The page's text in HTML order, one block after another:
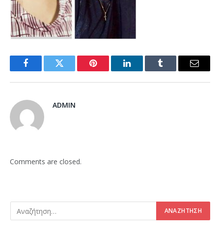
FacebookTwitter Pinterest LinkedInTumblr Email
ADMIN
Comments are closed.